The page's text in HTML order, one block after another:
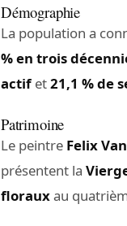
Démographie
La population a
% en trois
actif et21,1 % de
Patrimoine
Le peintre Felix
présentent la
florauxau